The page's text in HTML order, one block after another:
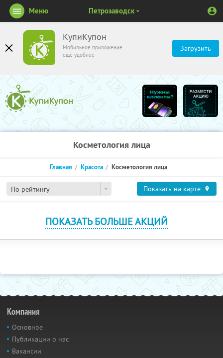
КупиКупон
Мобильное приложение
ещё удобнее
Загрузить
Меню Петрозаводск
Косметология лица
По рейтингу
Главная Красота Косметология лица
Показать на карте
ПОКАЗАТЬ БОЛЬШЕ АКЦИЙ
Компания
Основное
Публикации о нас
Вакансии